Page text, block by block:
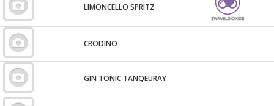
LIMONCELLO SPRITZ
CRODINO
GIN TONIC TANQEURAY